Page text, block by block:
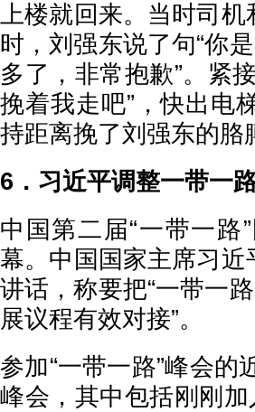
上楼就回来。当时司
时，刘强东说了句“你
多了，非常抱歉”。紧
挽着我走吧”，快出电
持距离挽了刘强东的胳
6．习近平调整一带一
中国第二届“一带一路
幕。中国国家主席习
讲话，称要把“一带一
展议程有效对接”。
参加“一带一路”峰会
峰会，其中包括刚刚